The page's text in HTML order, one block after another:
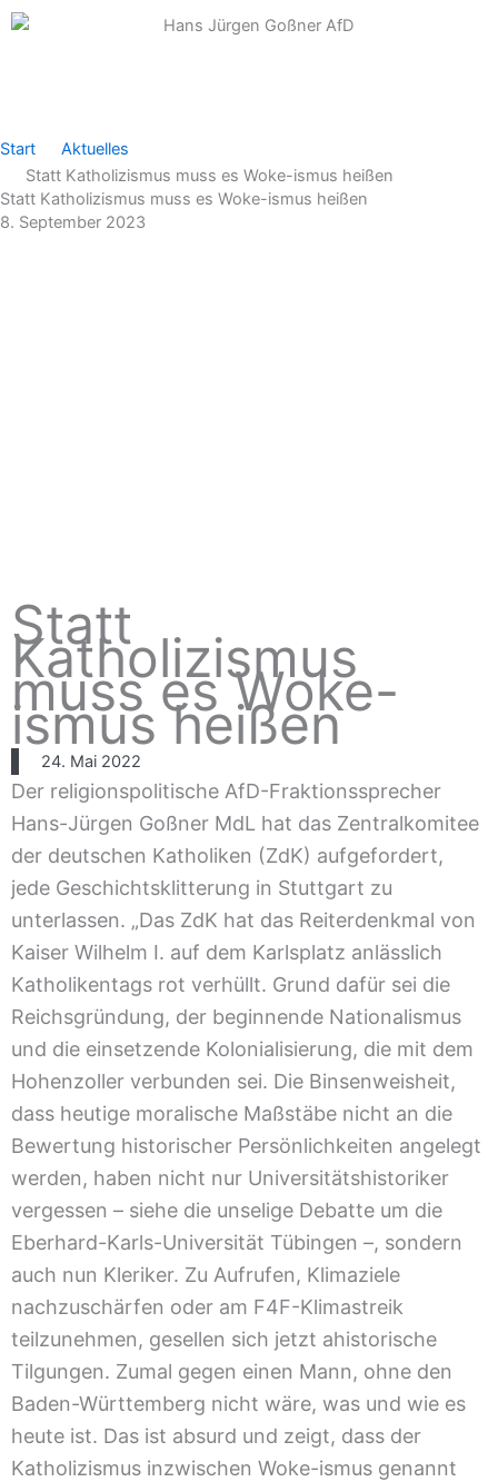
Zum
Start
Aktuelles
Statt Katholizismus muss es Woke-ismus heißen
Statt Katholizismus muss es Woke-ismus heißen
8. September 2023
Statt
Katholizismus
muss es Woke-
ismus heißen
24. Mai 2022
Der religionspolitische AfD-Fraktionssprecher
Hans-Jürgen Goßner MdL hat das Zentralkomitee
der deutschen Katholiken (ZdK) aufgefordert,
jede Geschichtsklitterung in Stuttgart zu
unterlassen. „Das ZdK hat das Reiterdenkmal von
Kaiser Wilhelm I. auf dem Karlsplatz anlässlich
Katholikentags rot verhüllt. Grund dafür sei die
Reichsgründung, der beginnende Nationalismus
und die einsetzende Kolonialisierung, die mit dem
Hohenzoller verbunden sei. Die Binsenweisheit,
dass heutige moralische Maßstäbe nicht an die
Bewertung historischer Persönlichkeiten angelegt
werden, haben nicht nur Universitätshistoriker
vergessen – siehe die unselige Debatte um die
Eberhard-Karls-Universität Tübingen –, sondern
auch nun Kleriker. Zu Aufrufen, Klimaziele
nachzuschärfen oder am F4F-Klimastreik
teilzunehmen, gesellen sich jetzt ahistorische
Tilgungen. Zumal gegen einen Mann, ohne den
Baden-Württemberg nicht wäre, was und wie es
heute ist. Das ist absurd und zeigt, dass der
Katholizismus inzwischen Woke-ismus genannt